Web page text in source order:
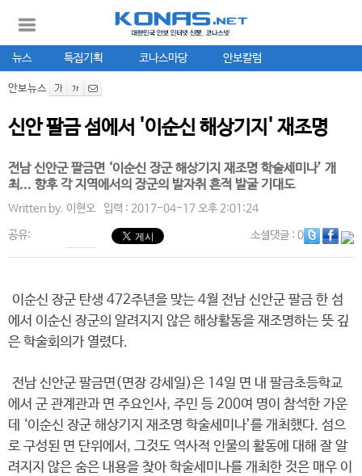
뉴스 특집기획 코나스마당 안보칼럼
안보뉴스
신안 팔금 섬에서 '이순신 해상기지' 재조명
전남 신안군 팔금면 ‘이순신 장군 해상기지 재조명 학술세미나’ 개
최... 향후 각 지역에서의 장군의 발자취 흔적 발굴 기대도
Written by. 이현오 입력 : 2017-04-17 오후 2:01:24
공유: 소셜댓글: 0
이순신 장군 탄생 472주년을 맞는 4월 전남 신안군 팔금 한 섬
에서 이순신 장군의 알려지지 않은 해상활동을 재조명하는 뜻 깊
은 학술회의가 열렸다.
전남 신안군 팔금면(면장 강세일)은 14일 면 내 팔금초등학교
에서 군 관계관과 면 주요인사, 주민 등 200여 명이 참석한 가운
데 ‘이순신 장군 해상기지 재조명 학술세미나’를 개최했다. 섬으
로 구성된 면 단위에서, 그것도 역사적 인물의 활동에 대해 잘 알
려지지 않은 숨은 내용을 찾아 학술세미나를 개최한 것은 매우 이